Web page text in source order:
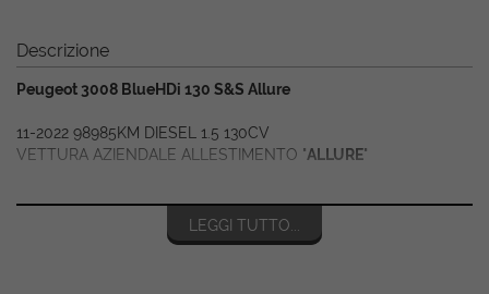
Descrizione
Peugeot 3008 BlueHDi 130 S&S Allure
11-2022 98985KM DIESEL 1.5 130CV
VETTURA AZIENDALE ALLESTIMENTO "ALLURE"
RETROCAMERA + SENSORI
SEDILI MISTO PELLELEGGI TUTTO...